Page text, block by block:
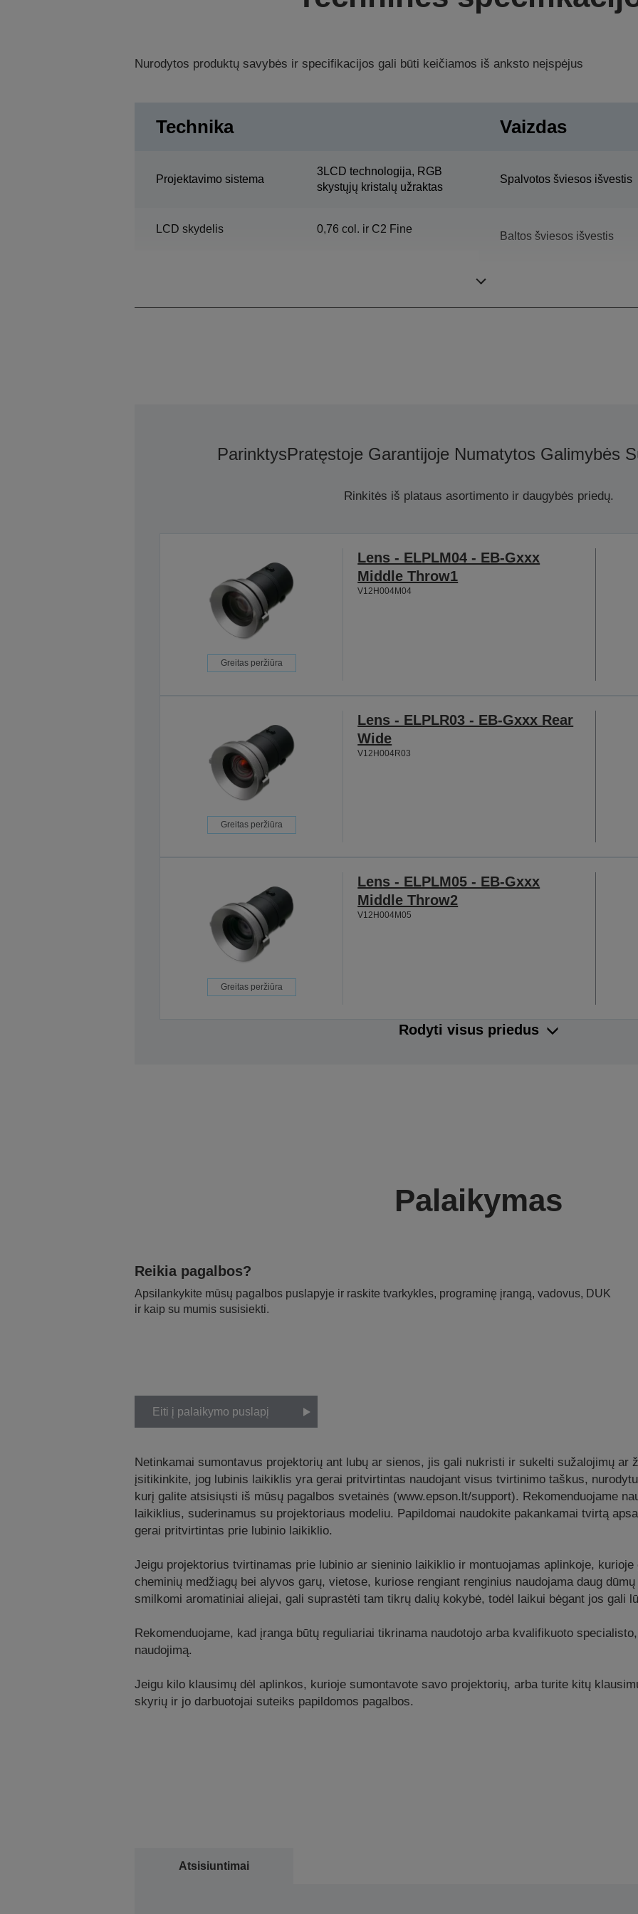
Nurodytos produktų savybės ir specifikacijos gali būti keičiamos iš anksto neįspėjus
Technika
Projektavimo sistema
3LCD technologija, RGB
skystųjų kristalų užraktas
LCD skydelis 0,76 col. ir C2 Fine
Vaizdas
Spalvotos šviesos išvestis
Baltos šviesos išvestis
ParinktysPratęstoje Garantijoje Numatytos Galimybės
Rinkitės iš plataus asortimento ir daugybės priedų.
Greitas peržiūra
Lens - ELPLM04 - EB-Gxxx
Middle Throw1
V12H004M04
Greitas peržiūra
Lens - ELPLR03 - EB-Gxxx Rear
Wide
V12H004R03
Greitas peržiūra
Lens - ELPLM05 - EB-Gxxx
Middle Throw2
V12H004M05
Rodyti visus priedus
Palaikymas
Reikia pagalbos?
Apsilankykite mūsų pagalbos puslapyje ir raskite tvarkykles, programinę įrangą, vadovus, DUK
ir kaip su mumis susisiekti.
Eiti į palaikymo puslapį
Netinkamai sumontavus projektorių ant lubų ar sienos, jis gali nukristi ir sukelti sužalojimų ar
įsitikinkite, jog lubinis laikiklis yra gerai pritvirtintas naudojant visus tvirtinimo taškus,
kurį galite atsisiųsti iš mūsų pagalbos svetainės (www.epson.lt/support). Rekomenduojame
laikiklius, suderinamus su projektoriaus modeliu. Papildomai naudokite pakankamai tvirtą
gerai pritvirtintas prie lubinio laikiklio.
Jeigu projektorius tvirtinamas prie lubinio ar sieninio laikiklio ir montuojamas aplinkoje,
cheminių medžiagų bei alyvos garų, vietose, kuriose rengiant renginius naudojama daug
smilkomi aromatiniai aliejai, gali suprastėti tam tikrų dalių kokybė, todėl laikui bėgant jos gali
Rekomenduojame, kad įranga būtų reguliariai tikrinama naudotojo arba kvalifikuoto
naudojimą.
Jeigu kilo klausimų dėl aplinkos, kurioje sumontavote savo projektorių, arba turite kitų
skyrių ir jo darbuotojai suteiks papildomos pagalbos.
Atsisiuntimai